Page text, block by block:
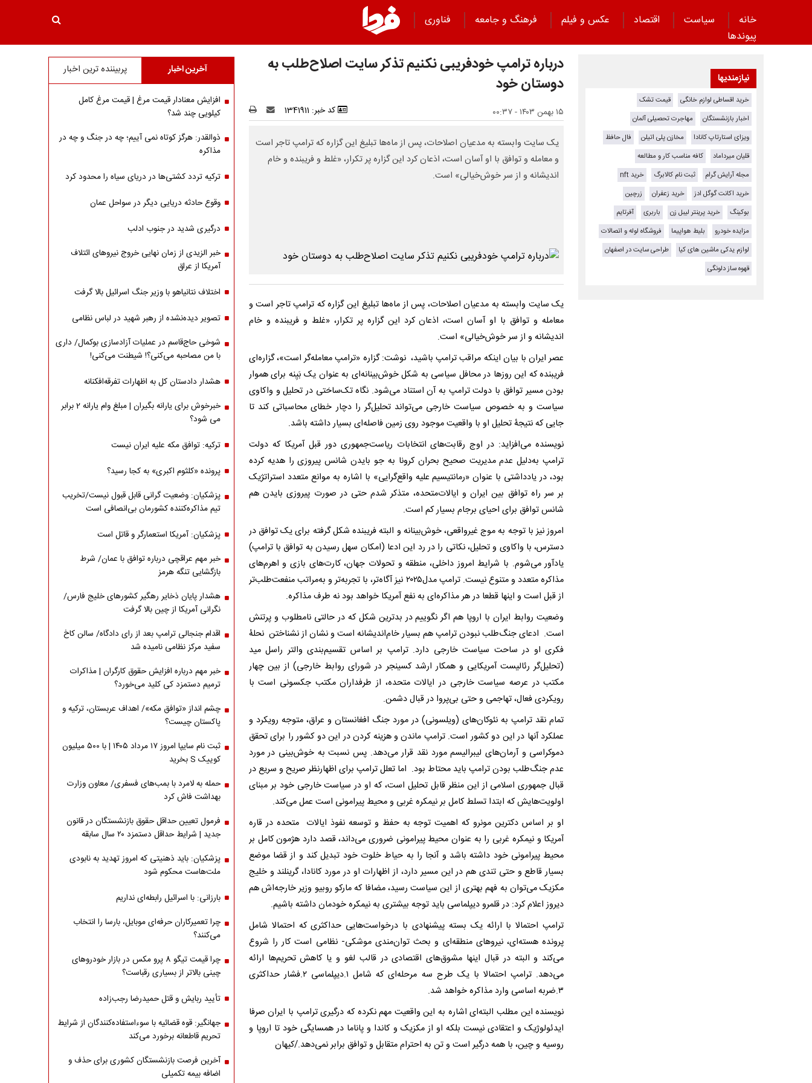
خانه سیاست اقتصاد عکس و فیلم فرهنگ و جامعه
فناوری
پیوند‌ها
درباره ترامپ خودفریبی نکنیم تذکر سایت اصلاح‌طلب به
دوستان خود
۱۵ بهمن ۱۴۰۳ - ۰۰:۳۷ کد خبر: 1341911
یک سایت وابسته به مدعیان اصلاحات، پس از ماه‌ها تبلیغ این گزاره که ترامپ تاجر است
و معامله و توافق با او آسان است، اذعان کرد این گزاره پر تکرار، «غلط و فریبنده و خام
اندیشانه و از سر خوش‌خیالی» است.
یک سایت وابسته به مدعیان اصلاحات، پس از ماه‌ها تبلیغ این گزاره که ترامپ تاجر است و
معامله و توافق با او آسان است، اذعان کرد این گزاره پر تکرار، «غلط و فریبنده و خام
اندیشانه و از سر خوش‌خیالی» است.
عصر ایران با بیان اینکه مراقب ترامپ باشید، نوشت: گزاره «ترامپ معامله‌گر است»، گزاره‌ای
فریبنده که این روزها در محافل سیاسی به شکل خوش‌بینانه‌ای به عنوان یک بَیِنه برای هموار
بودن مسیر توافق با دولت ترامپ به آن استناد می‌شود. نگاه تک‌ساحَتی در تحلیل و واکاوی
سیاست و به خصوص سیاست خارجی می‌تواند تحلیل‌گر را دچار خطای محاسباتی کند تا
جایی که نتیجۀ تحلیل او با واقعیت موجود روی زمین فاصله‌ای بسیار داشته باشد.
نویسنده می‌افزاید: در اوج رقابت‌های انتخابات ریاست‌جمهوری دور قبل آمریکا که دولت
ترامپ به‌دلیل عدم مدیریت صحیح بحران کرونا به جو‌ بایدن شانس پیروزی را هدیه کرده
بود، در یادداشتی با عنوان «رمانتیسیم علیه واقع‌گرایی» با اشاره به موانع متعدد استراتژیک
بر سر راه توافق بین ایران و ایالات‌متحده، متذکر شدم حتی در صورت پیروزی بایدن هم
شانس توافق برای احیای برجام بسیار کم است.
امروز نیز با توجه به موج غیرواقعی، خوش‌بینانه و البته فریبنده شکل گرفته برای یک توافق در
دسترس، با واکاوی و تحلیل، نکاتی را در رد این ادعا (امکان سهل رسیدن به توافق با ترامپ)
یادآور می‌شوم. با شرایط امروز داخلی، منطقه و تحولات جهان، کارت‌های بازی و اهرم‌های
مذاکره متعدد و متنوع نیست. ترامپ مدل۲۰۲۵ نیز آگاه‌تر، با تجربه‌تر و به‌مراتب منفعت‌طلب‌تر
از قبل است و اینها قطعا در هر مذاکره‌ای به نفع آمریکا خواهد بود نه طرف مذاکره.
وضعیت روابط ایران با اروپا هم اگر نگوییم در بدترین شکل که در حالتی نامطلوب و پر‌تنش
است. ادعای جنگ‌طلب نبودن ترامپ هم بسیار خام‌اندیشانه است و نشان از نشناختن نحلۀ
فکری او در ساحت سیاست خارجی دارد. ترامپ بر اساس تقسیم‌بندی والتر راسل مید
(تحلیل‌گر رئالیست آمریکایی و همکار ارشد کسینجر در شورای روابط خارجی‌) از بین چهار
مکتب در عرصه سیاست خارجی در ایالات متحده، از طرفداران مکتب جکسونی است با
رویکردی فعال، تهاجمی و حتی بی‌پروا در قبال دشمن.
تمام نقد ترامپ به نئوکان‌های (ویلسونی) در مورد جنگ افغانستان و عراق، متوجه رویکرد و
عملکرد آنها در این دو کشور است. ترامپ ماندن و هزینه کردن در این دو کشور را برای تحقق
دموکراسی و آرمان‌های لیبرالیسم مورد نقد قرار می‌دهد. پس نسبت به خوش‌بینی در مورد
عدم جنگ‌طلب بودن ترامپ باید محتاط بود. اما تعلل ترامپ برای اظهار‌‌نظر صریح و سریع در
قبال جمهوری ‌اسلامی از این منظر قابل تحلیل است، که او در سیاست خارجی خود بر مبنای
اولویت‌هایش که ابتدا تسلط کامل بر نیمکره غربی و محیط پیرامونی‌ است عمل می‌کند.
او بر اساس دکترین مونرو که اهمیت توجه به حفظ و توسعه نفوذ ایالات متحده در قاره
آمریکا و نیمکره غربی را به عنوان محیط پیرامونی ضروری می‌داند، قصد دارد هژمون کامل بر
محیط پیرامونی خود داشته باشد و آنجا را به حیاط خلوت خود تبدیل کند و از قضا موضع
بسیار قاطع و حتی تندی هم در این مسیر دارد، از اظهارات او در مورد کانادا،‌ گرینلند و خلیج
مکزیک می‌توان به فهم بهتری از این سیاست رسید، مضافا که مارکو روبیو وزیر خارجه‌اش هم
دیروز اعلام کرد: در قلمرو دیپلماسی باید توجه بیشتری به نیمکره خودمان داشته باشیم.
ترامپ احتمالا با ارائه یک بسته پیشنهادی با درخواست‌هایی حداکثری که احتمالا شامل
پرونده هسته‌ای، نیروهای منطقه‌ای و بحث توان‌مندی موشکی- نظامی است کار را شروع
می‌کند و البته در قبال اینها مشوق‌های اقتصادی در قالب لغو و یا کاهش تحریم‌ها ارائه
می‌دهد. ترامپ احتمالا با یک طرح سه مرحله‌ای که شامل ۱.دیپلماسی ۲.فشار حداکثری
۳.ضربه اساسی وارد مذاکره خواهد شد.
نویسنده این مطلب البته‌ای اشاره به این واقعیت مهم نکرده که درگیری ترامپ با ایران صرفا
ایدئولوژیک و اعتقادی نیست بلکه او از مکزیک و کاندا و پاناما در همسایگی خود تا اروپا و
روسیه و چین، با همه درگیر است و تن به احترام متقابل و توافق برابر نمی‌دهد./کیهان
نیازمندیها
خرید اقساطی لوازم خانگی
قیمت تشک
اخبار بازنشستگان
مهاجرت تحصیلی آلمان
ویزای استارتاپ کانادا
مخازن پلی اتیلن
فال حافظ
قلیان میرداماد
کافه مناسب کار و مطالعه
مجله آرایش گرام
ثبت نام کالابرگ
خرید nft
خرید اکانت گوگل ادز
خرید زعفران
زرچین
بوکینگ
خرید پرینتر لیبل زن باربری
آفرتایم
مزایده خودرو
بلیط هواپیما
فروشگاه لوله و اتصالات
لوازم یدکی ماشین های کیا
طراحی سایت در اصفهان
قهوه ساز دلونگی
آخرین اخبار پربیننده ترین اخبار
افزایش معنادار قیمت مرغ | قیمت مرغ کامل
کیلویی چند شد؟
ذوالقدر: هرگز کوتاه نمی آییم؛ چه در جنگ و چه در
مذاکره
ترکیه تردد کشتی‌ها در دریای سیاه را محدود کرد
وقوع حادثه دریایی دیگر در سواحل عمان
درگیری شدید در جنوب ادلب
خبر الزیدی از زمان نهایی خروج نیروهای ائتلاف
آمریکا از عراق
اختلاف نتانیاهو با وزیر جنگ اسرائیل بالا گرفت
تصویر دیده‌نشده از رهبر شهید در لباس نظامی
شوخی حاج‌قاسم در عملیات آزادسازی بوکمال/ داری
با من مصاحبه‌ می‌کنی؟! شیطنت می‌کنی!
هشدار دادستان کل به اظهارات تفرقه‌افکنانه
خبرخوش برای یارانه بگیران | مبلغ وام یارانه 2 برابر
می شود؟
ترکیه: توافق مکه علیه ایران نیست
پرونده «کلثوم اکبری» به کجا رسید؟
پزشکیان: وضعیت گرانی قابل قبول نیست/تخریب
تیم مذاکره‌کننده کشورمان بی‌انصافی است
پزشکیان: آمریکا استعمارگر و قاتل است
خبر مهم عراقچی درباره توافق با عمان/ شرط
بازگشایی تنگه هرمز
هشدار پایان ذخایر رهگیر کشورهای خلیج فارس/
نگرانی آمریکا از چین بالا گرفت
اقدام جنجالی ترامپ بعد از رای دادگاه/ سالن کاخ
سفید مرکز نظامی نامیده شد
خبر مهم درباره افزایش حقوق کارگران | مذاکرات
ترمیم دستمزد کی کلید می‌خورد؟
چشم انداز «توافق مکه»/ اهداف عربستان، ترکیه و
پاکستان چیست؟
ثبت نام سایپا امروز ۱۷ مرداد ۱۴۰۵ | با ۵۰۰ میلیون
کوییک S بخرید
حمله به لامرد با بمب‌های فسفری/ معاون وزارت
بهداشت فاش کرد
فرمول تعیین حداقل حقوق بازنشستگان در قانون
جدید | شرایط حداقل دستمزد ۲۰ سال سابقه
پزشکیان: باید ذهنیتی که امروز تهدید به نابودی
ملت‌هاست محکوم شود
بارزانی: با اسرائیل رابطه‌ای نداریم
چرا تعمیرکاران حرفه‌ای موبایل، بارسا را انتخاب
می‌کنند؟
چرا قیمت تیگو 8 پرو مکس در بازار خودروهای
چینی بالاتر از بسیاری رقباست؟
تأیید ربایش و قتل حمیدرضا رجب‌زاده
جهانگیر: قوه قضائیه با سوءاستفاده‌کنندگان از شرایط
تحریم قاطعانه برخورد می‌کند
آخرین فرصت بازنشستگان کشوری برای حذف و
اضافه بیمه تکمیلی